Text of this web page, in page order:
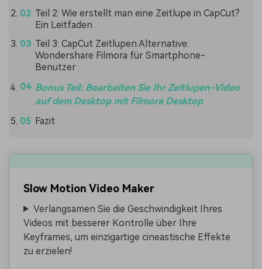
Teil 2: Wie erstellt man eine Zeitlupe in CapCut?
Ein Leitfaden
Teil 3: CapCut Zeitlupen Alternative:
Wondershare Filmora für Smartphone-
Benutzer
Bonus Teil: Bearbeiten Sie Ihr Zeitlupen-Video
auf dem Desktop mit Filmora Desktop
Fazit
Slow Motion Video Maker
Verlangsamen Sie die Geschwindigkeit Ihres
Videos mit besserer Kontrolle über Ihre
Keyframes, um einzigartige cineastische Effekte
zu erzielen!